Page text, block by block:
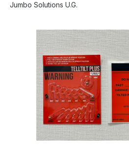
Jumbo Solutions U.G.
Bildergalerie überspringen